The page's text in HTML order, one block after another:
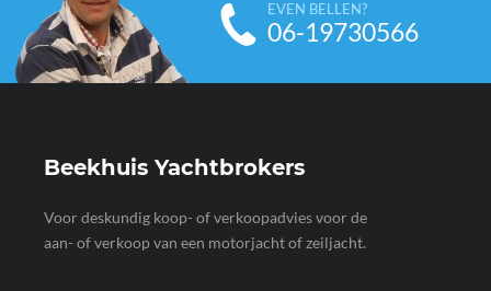
EVEN BELLEN?
06-19730566
Beekhuis Yachtbrokers
Voor deskundig koop- of verkoopadvies voor de
aan- of verkoop van een motorjacht of zeiljacht.